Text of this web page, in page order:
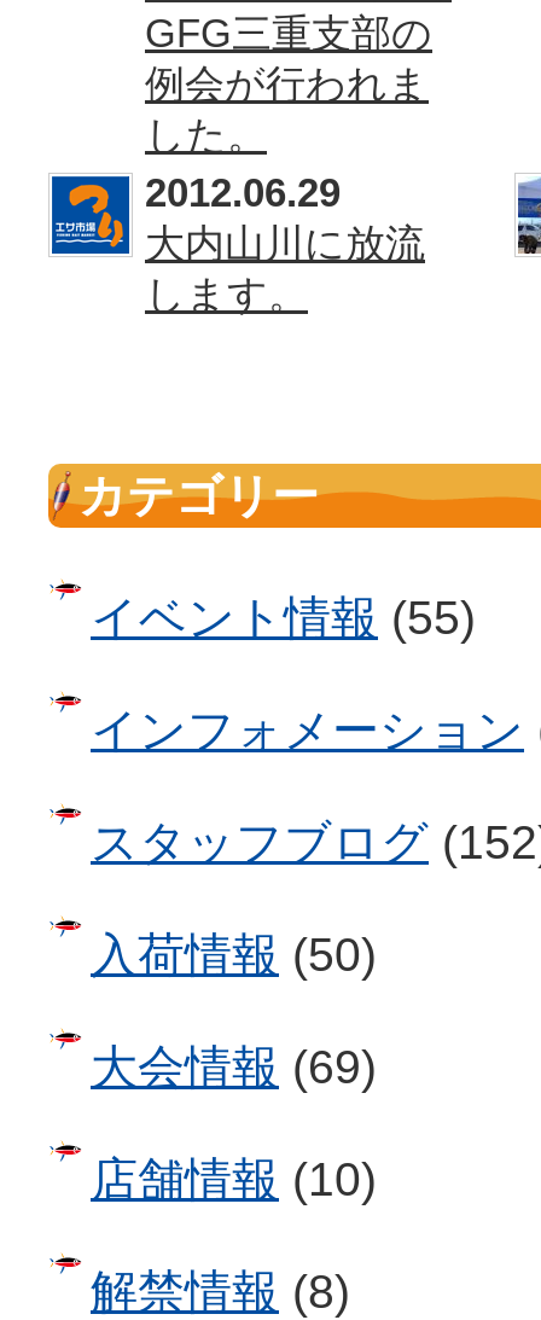
GFG三重支部の
例会が行われま
した。
2012.06.29
大内山川に放流
します。
カテゴリー
イベント情報 (55)
インフォメーション
スタッフブログ
入荷情報 (50)
大会情報 (69)
店舗情報 (10)
解禁情報 (8)